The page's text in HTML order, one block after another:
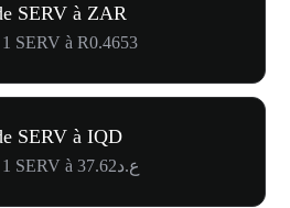
SERV à ZAR
SERV à R0.4653
SERV à IQD
Conversion de 1 SERV à ع.د37.62